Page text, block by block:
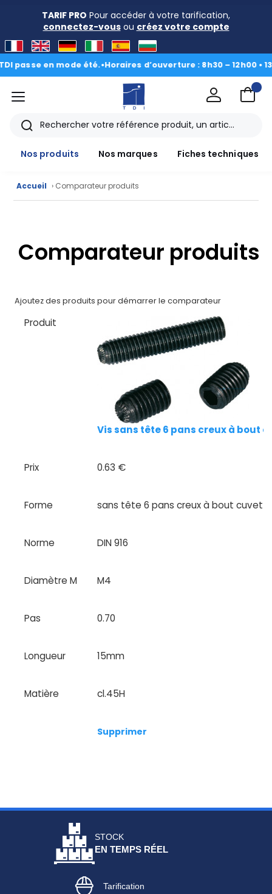
TARIF PRO Pour accéder à votre tarification,
connectez-vousou créez votre compte
en mode été.•Horaires d’ouverture : 8h30 – 12h00 •
produits
CAD/3D
Nos
techniques
Documentations
menu
Rechercher
Nos produits
Nos marques Fiches techniques
Accueil › Comparateur produits
Comparateur produits
Ajoutez des produits pour démarrer le comparateur
Produit
Vis sans tête 6 pans creux à bout
Prix 0.63 €
Forme sans tête 6 pans creux à bout
Norme DIN 916
Diamètre M M4
Pas 0.70
Longueur 15mm
Matière cl.45H
Supprimer
STOCK
EN TEMPS RÉEL
Tarification